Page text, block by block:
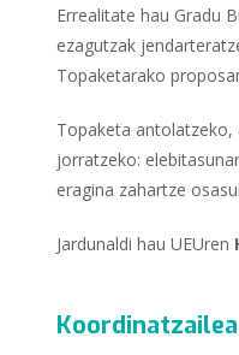
Errealitate hau Gradu
ezagutzak
Topaketarako
Topaketa antolatzeko,
jorratzeko:
eragina zahartze
Jardunaldi hau UEUren
Koordinatzailea